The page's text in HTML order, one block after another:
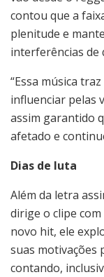
contou que a
plenitude e
interferências de
“Essa música
influenciar pelas
assim garantido
afetado e
Dias de luta
Além da letra
dirige o clipe
novo hit, ele
suas motivações
contando,